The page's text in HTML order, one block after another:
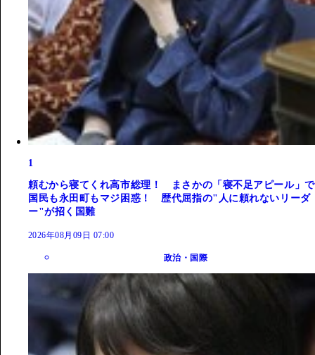
1
頼むから寝てくれ高市総理！ まさかの「寝不足アピール」で
国民も永田町もマジ困惑！ 歴代屈指の"人に頼れないリーダ
ー"が招く国難
2026年08月09日 07:00
政治・国際